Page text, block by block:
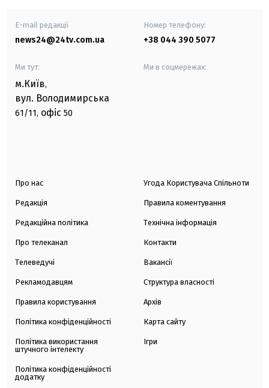
E-mail редакції
news24@24tv.com.ua
Номер телефону:
+38 044 390 5077
Ми тут:
м.Київ,
вул. Володимирська
61/11, офіс 50
Ми в соцмережах:
Про нас
Редакція
Редакційна політика
Про телеканал
Телеведучі
Рекламодавцям
Правила користування
Політика конфіденційності
Політика використання
штучного інтелекту
Політика конфіденційності
додатку
Угода Користувача Спільноти
Правила коментування
Технічна інформація
Контакти
Вакансії
Структура власності
Архів
Карта сайту
Ігри